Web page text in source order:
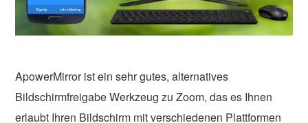
ApowerMirror ist ein sehr gutes, alternatives
Bildschirmfreigabe Werkzeug zu Zoom, das es Ihnen
erlaubt Ihren Bildschirm mit verschiedenen Plattformen